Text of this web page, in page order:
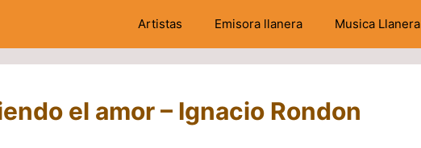
Artistas Emisora llanera Musica Llanera
el amor – Ignacio Rondon